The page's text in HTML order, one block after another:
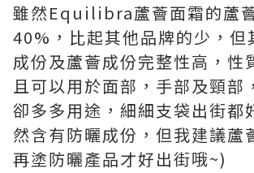
雖然Equilibra蘆薈面霜的蘆
40%，比起其他品牌的少，但
成份及蘆薈成份完整性高，性
且可以用於面部，手部及頸部
卻多多用途，細細支袋出街都
然含有防曬成份，但我建議蘆
再塗防曬產品才好出街哦~)